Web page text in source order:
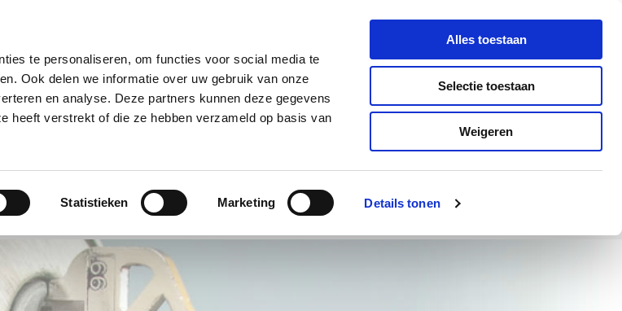
te personaliseren, om functies voor social media te
Ook delen we informatie over uw gebruik van onze
en analyse. Deze partners kunnen deze gegevens
heeft verstrekt of die ze hebben verzameld op basis van
Statistieken Marketing Details tonen
Alles toestaan
Selectie toestaan
Weigeren
Bel direct! 06-555 555 38